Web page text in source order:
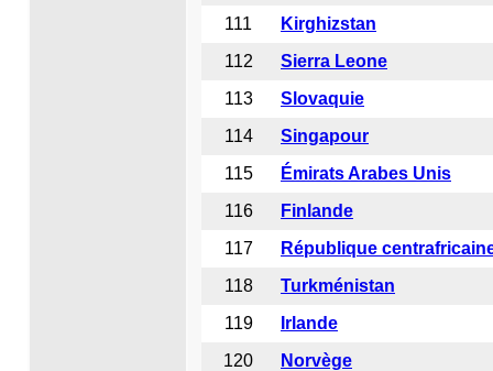
111
Kirghizstan
112
Sierra Leone
113
Slovaquie
114
Singapour
115
Émirats Arabes Unis
116
Finlande
117
République
118
Turkménistan
119
Irlande
120
Norvège